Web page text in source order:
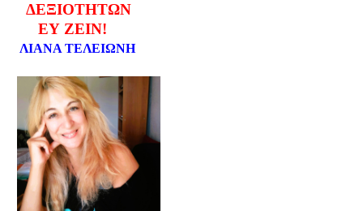
ΔΕΞΙΟΤΗΤΩΝ
ΕΥ ΖΕΙΝ!
ΛΙΑΝΑ ΤΕΛΕΙΩΝΗ